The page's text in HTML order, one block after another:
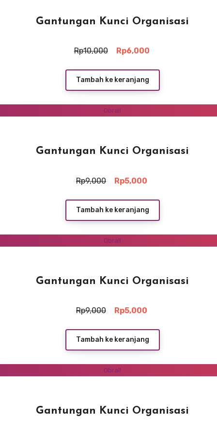
Gantungan Kunci Organisasi
Rp10,000
Harga
adalah:
Rp10,000.
Rp6,000
ini
Rp6,000.
Tambah ke keranjang
Obral!
Gantungan Kunci Organisasi
Rp9,000
Harga
adalah:
Rp9,000.
Rp5,000
ini
adalah:
Rp5,000.
Tambah ke keranjang
Obral!
Gantungan Kunci Organisasi
Rp9,000
Harga
adalah:
Rp9,000.
Rp5,000
ini
adalah:
Rp5,000.
Tambah ke keranjang
Obral!
Gantungan Kunci Organisasi